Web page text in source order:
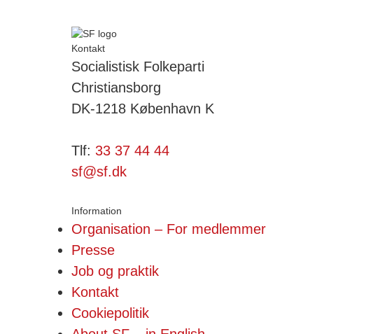
Kontakt
Socialistisk Folkeparti
Christiansborg
DK-1218 København K
Tlf: 33 37 44 44
sf@sf.dk
Information
Organisation – For medlemmer
Presse
Job og praktik
Kontakt
Cookiepolitik